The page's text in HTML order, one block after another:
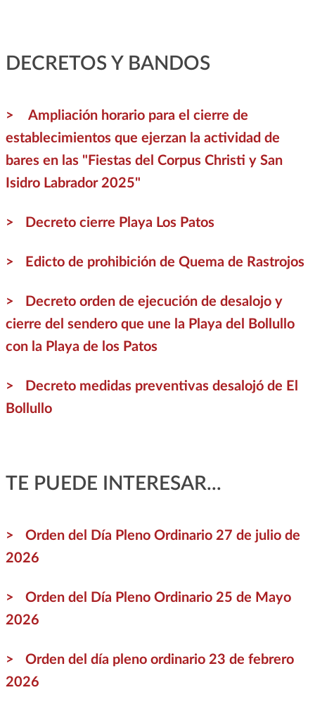
DECRETOS Y BANDOS
Ampliación horario para el cierre de
establecimientos que ejerzan la actividad de
bares en las "Fiestas del Corpus Christi y San
Isidro Labrador 2025"
Decreto cierre Playa Los Patos
Edicto de prohibición de Quema de Rastrojos
Decreto orden de ejecución de desalojo y
cierre del sendero que une la Playa del Bollullo
con la Playa de los Patos
Decreto medidas preventivas desalojó de El
Bollullo
TE PUEDE INTERESAR...
Orden del Día Pleno Ordinario 27 de julio de
2026
Orden del Día Pleno Ordinario 25 de Mayo
2026
Orden del día pleno ordinario 23 de febrero
2026